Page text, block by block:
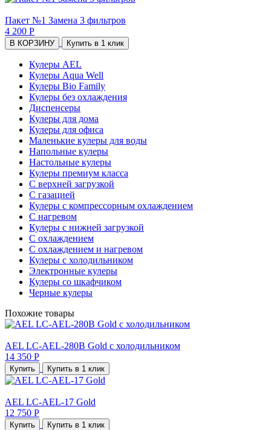
Пакет №1 Замена 3 фильтров
4 200 Р
В КОРЗИНУ Купить в 1 клик
Кулеры AEL
Кулеры Aqua Well
Кулеры Bio Family
Кулеры без охлаждения
Диспенсеры
Кулеры для дома
Кулеры для офиса
Маленькие кулеры для воды
Напольные кулеры
Настольные кулеры
Кулеры премиум класса
С верхней загрузкой
С газацией
Кулеры с компрессорным охлаждением
С нагревом
Кулеры с нижней загрузкой
С охлаждением
С охлаждением и нагревом
Кулеры с холодильником
Электронные кулеры
Кулеры со шкафчиком
Черные кулеры
Похожие товары
AEL LC-AEL-280B Gold с холодильником
14 350 Р
Купить Купить в 1 клик
AEL LC-AEL-17 Gold
12 750 Р
Купить Купить в 1 клик